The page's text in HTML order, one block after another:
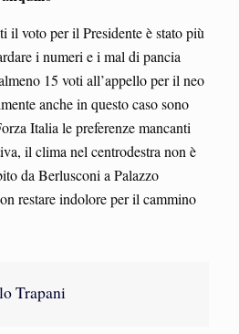
il voto per il Presidente è stato più
i numeri e i mal di pancia
15 voti all’appello per il neo
anche in questo caso sono
Italia le preferenze mancanti
il clima nel centrodestra non è
da Berlusconi a Palazzo
restare indolore per il cammino
Trapani